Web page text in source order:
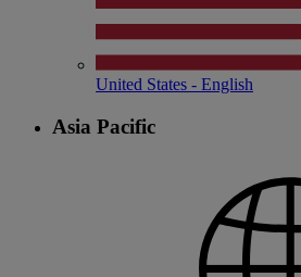
United States - English
Asia Pacific